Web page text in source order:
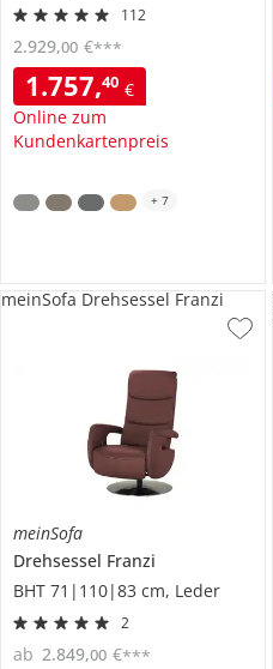
112
1.757,40 €
Online zum
Kundenkartenpreis
2.929,00 €***
+ 7
meinSofa
Drehsessel Franzi
BHT 71|110|83 cm, Leder
2
ab 2.849,00 €***
meinSofa Drehsessel Franzi